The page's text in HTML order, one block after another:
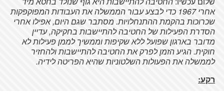
אחרי 1967 כדי לבצע עבור הממשלה את העבודות המפוקפקות
שכרוכות בהקמת ההתנחלויות. מסתבר שגם היום, אפילו אחרי
הסדרת הפעילות של החטיבה להתיישבות בחקיקה, עדיין
מדובר בארגון שפועל ללא שקיפות וממשיך לממן פעילות לא
חוקית. הגיע הזמן לפרק את החטיבה להתיישבות ולהחזיר
לממשלה את הפעולות השלטוניות שהיא הפריטה לידיה.
רקע: